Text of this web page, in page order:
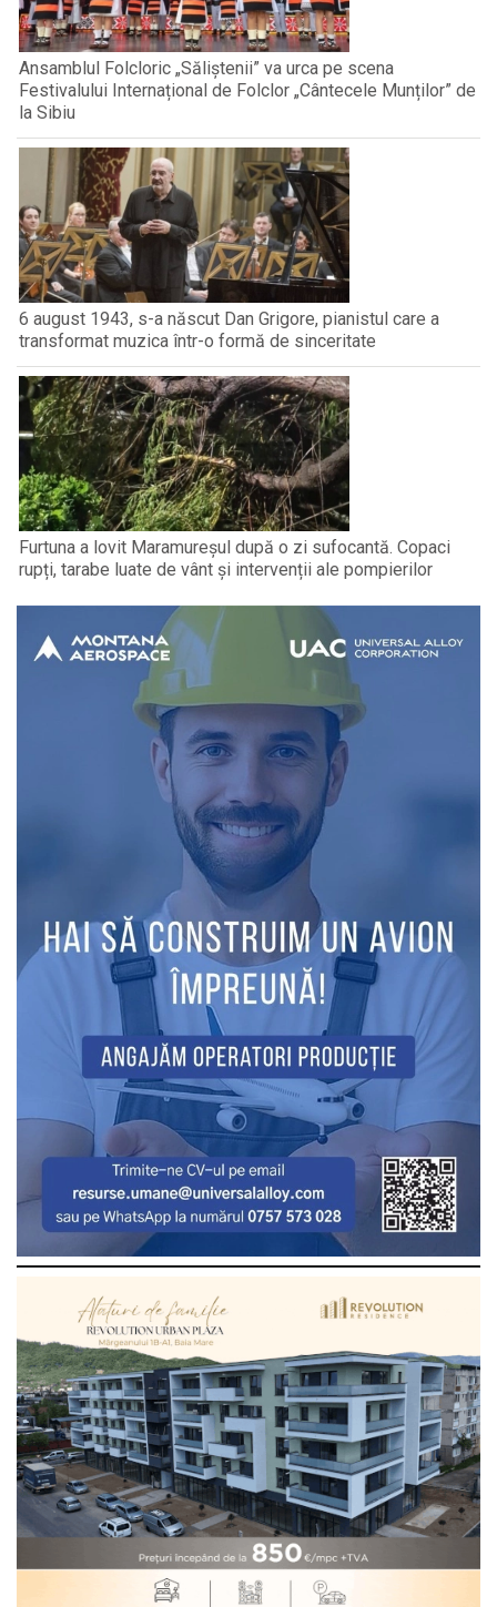
Ansamblul Folcloric „Săliștenii” va urca pe scena
Festivalului Internațional de Folclor „Cântecele Munților” de
la Sibiu
6 august 1943, s-a născut Dan Grigore, pianistul care a
transformat muzica într-o formă de sinceritate
Furtuna a lovit Maramureșul după o zi sufocantă. Copaci
rupți, tarabe luate de vânt și intervenții ale pompierilor